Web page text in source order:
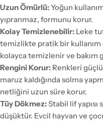
Uzun Ömürlü:Yoğun
yıpranmaz, formunu korur.
Kolay Temizlenebilir: Leke
temizlikte pratik bir
kolayca temizlenir ve bakım
Rengini Korur: Renkleri güçlü
maruz kaldığında solma
netliğini uzun süre korur.
Tüy Dökmez:Stabil lif yapısı
düşüktür. Evcil hayvan ve